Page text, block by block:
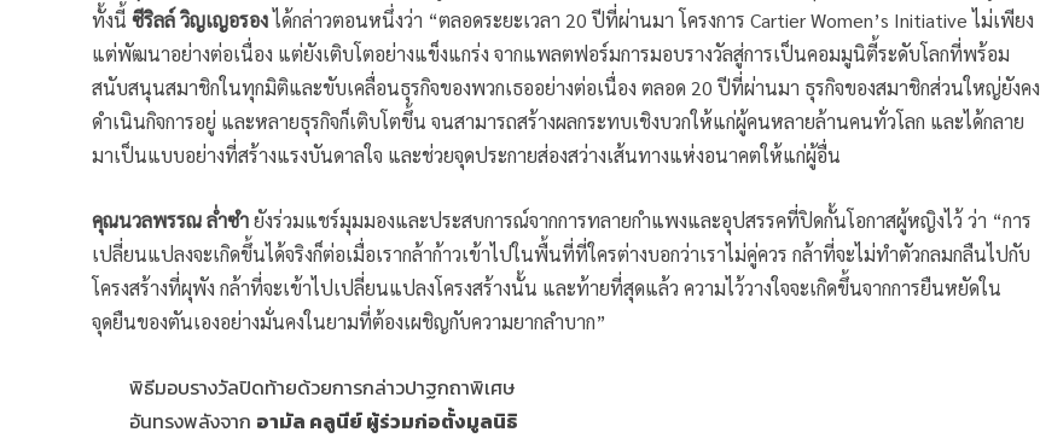
ทั้งนี้ ซีริลล์ วิญเญอรองได้กล่าวตอนหนึ่งว่า “ตลอดระยะเวลา 20 ปีที่ผ่านมา โครงการ Cartier Women’s Initiative ไม่เพียง
แต่พัฒนาอย่างต่อเนื่อง แต่ยังเติบโตอย่างแข็งแกร่ง จากแพลตฟอร์มการมอบรางวัลสู่การเป็นคอมมูนิตี้ระดับโลกที่พร้อม
สนับสนุนสมาชิกในทุกมิติและขับเคลื่อนธุรกิจของพวกเธออย่างต่อเนื่อง ตลอด 20 ปีที่ผ่านมา ธุรกิจของสมาชิกส่วนใหญ่ยังคง
ดำเนินกิจการอยู่ และหลายธุรกิจก็เติบโตขึ้น จนสามารถสร้างผลกระทบเชิงบวกให้แก่ผู้คนหลายล้านคนทั่วโลก และได้กลาย
มาเป็นแบบอย่างที่สร้างแรงบันดาลใจ และช่วยจุดประกายส่องสว่างเส้นทางแห่งอนาคตให้แก่ผู้อื่น
คุณนวลพรรณ ล่ำซำยังร่วมแชร์มุมมองและประสบการณ์จากการทลายกำแพงและอุปสรรคที่ปิดกั้นโอกาสผู้หญิงไว้ ว่า “การ
เปลี่ยนแปลงจะเกิดขึ้นได้จริงก็ต่อเมื่อเรากล้าก้าวเข้าไปในพื้นที่ที่ใครต่างบอกว่าเราไม่คู่ควร กล้าที่จะไม่ทำตัวกลมกลืนไปกับ
โครงสร้างที่ผุพัง กล้าที่จะเข้าไปเปลี่ยนแปลงโครงสร้างนั้น และท้ายที่สุดแล้ว ความไว้วางใจจะเกิดขึ้นจากการยืนหยัดใน
จุดยืนของตันเองอย่างมั่นคงในยามที่ต้องเผชิญกับความยากลำบาก”
พิธีมอบรางวัลปิดท้ายด้วยการกล่าวปาฐกถาพิเศษ
อันทรงพลังจาก อามัล คลูนีย์ ผู้ร่วมก่อตั้งมูลนิธิ